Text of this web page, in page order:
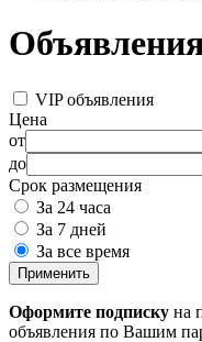
VIP объявления
Цена
от
до
Срок размещения
За 24 часа
За 7 дней
За все время
Применить
Оформите подписку на
объявления по Вашим